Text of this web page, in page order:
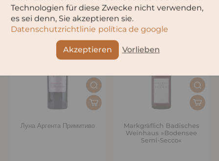
Луна Аргента Примитиво
Markgräflich Badisches
Weinhaus »Bodensee
Semi-Secco«
Technologien für diese Zwecke nicht verwenden,
es sei denn, Sie akzeptieren sie.
Datenschutzrichtlinie política de google
Akzeptieren Vorlieben